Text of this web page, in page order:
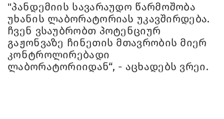
"პანდემიის სავარაუდო წარმოშობა
უხანის ლაბორატორიას უკავშირდება.
ჩვენ ვსაუბრობთ პოტენციურ
გაჟონვაზე ჩინეთის მთავრობის მიერ
კონტროლირებადი
ლაბორატორიიდან“, - აცხადებს ვრეი.